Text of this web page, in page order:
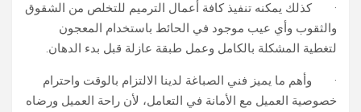
· كذلك يمكنه تنفيذ كافة أعمال الترميم للتخلص من الشقوق
والثقوب وأي عيب موجود في الحائط باستخدام المعجون
لتغطية المشكلة بالكامل وعمل طبقة عازلة قبل بدء الدهان.
· وأهم ما يميز فني الصباغة لدينا الالتزام بالوقت واحترام
خصوصية العميل مع الأمانة في التعامل، لأن راحة العميل ورضاه